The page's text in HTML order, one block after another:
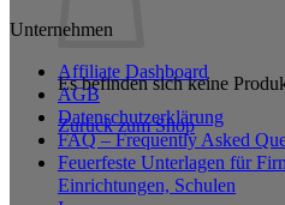
Es befinden sich keine
Zurück zum Shop
Unternehmen
Affiliate Dashboard
AGB
Datenschutzerklärung
FAQ – Frequently Asked
Feuerfeste Unterlagen für
Einrichtungen, Schulen